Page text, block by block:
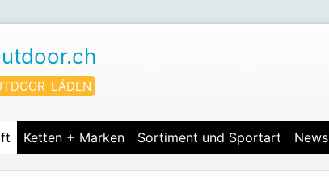
LÄDEN
Ketten + Marken Sortiment und Sportart News